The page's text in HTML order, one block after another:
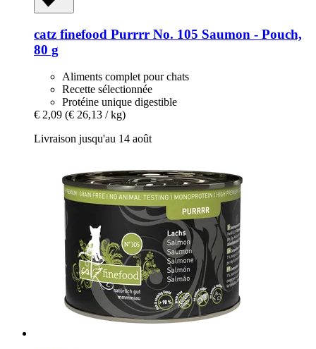
catz finefood Purrrr No. 105 Saumon -​ Pouch,
80 g
Aliments complet pour chats
Recette sélectionnée
Protéine unique digestible
€ 2,09 (€ 26,13 / kg)
Livraison jusqu'au 14 août